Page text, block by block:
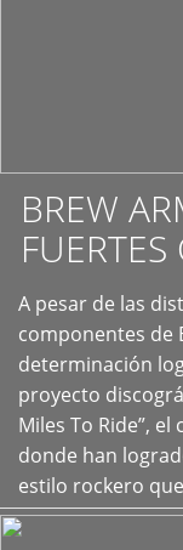
BREW
A pesar de las
componentes de
determinación
proyecto
Miles To Ride”,
donde han
estilo rockero